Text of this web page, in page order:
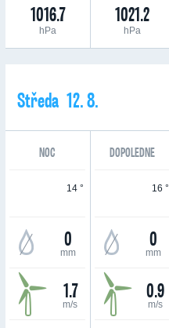
1016.7
hPa
1021.2
hPa
Středa 12. 8.
NOC DOPOLEDNE
14 °
0
mm
1.7
m/s
16 °
0
mm
0.9
m/s